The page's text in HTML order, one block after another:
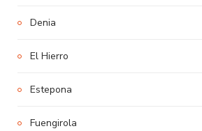
Denia
El Hierro
Estepona
Fuengirola